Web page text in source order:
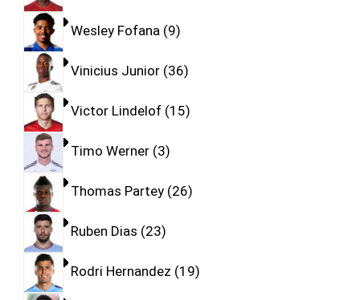
Wesley Fofana 9
Vinicius Junior 36
Victor Lindelof 15
Timo Werner 3
Thomas Partey 26
Ruben Dias 23
Rodri Hernandez 19